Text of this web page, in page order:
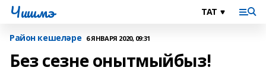
Чишмэ
Район кешеләре 6 ЯНВАРЯ 2020, 09:31
Без сезне онытмыйбыз!